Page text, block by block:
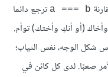
a === b ترجع دائما
(أو أنكِ وأختك) توأم.
شكل الوجه، نفس الثياب؛
صعبًا. لدى كل كائن في